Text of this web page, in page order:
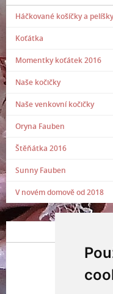
Háčkované košíčky a pelíšky
Koťátka
Momentky koťátek 2016
Naše kočičky
Naše venkovní kočičky
Oryna Fauben
Štěňátka 2016
Sunny Fauben
V novém domově od 2018